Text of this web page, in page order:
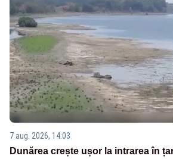
7 aug. 2026, 14:03
Dunărea crește ușor la intrarea în